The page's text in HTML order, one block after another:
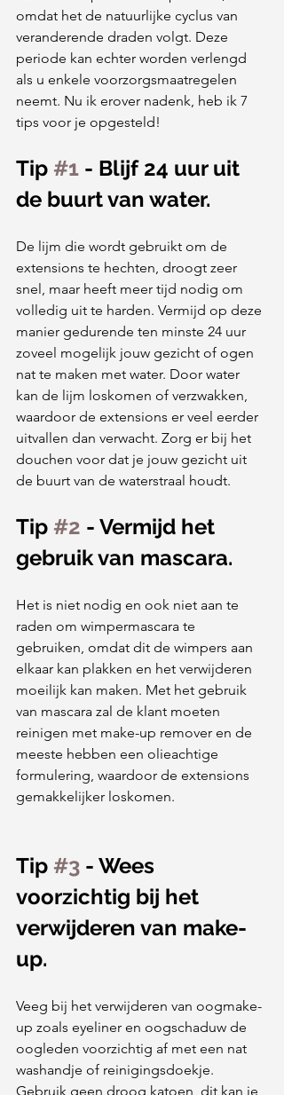
omdat het de natuurlijke cyclus van
veranderende draden volgt. Deze
periode kan echter worden verlengd
als u enkele voorzorgsmaatregelen
neemt. Nu ik erover nadenk, heb ik 7
tips voor je opgesteld!
Tip #1 - Blijf 24 uur uit
de buurt van water.
De lijm die wordt gebruikt om de
extensions te hechten, droogt zeer
snel, maar heeft meer tijd nodig om
volledig uit te harden. Vermijd op deze
manier gedurende ten minste 24 uur
zoveel mogelijk jouw gezicht of ogen
nat te maken met water. Door water
kan de lijm loskomen of verzwakken,
waardoor de extensions er veel eerder
uitvallen dan verwacht. Zorg er bij het
douchen voor dat je jouw gezicht uit
de buurt van de waterstraal houdt.
Tip #2 - Vermijd het
gebruik van mascara.
Het is niet nodig en ook niet aan te
raden om wimpermascara te
gebruiken, omdat dit de wimpers aan
elkaar kan plakken en het verwijderen
moeilijk kan maken. Met het gebruik
van mascara zal de klant moeten
reinigen met make-up remover en de
meeste hebben een olieachtige
formulering, waardoor de extensions
gemakkelijker loskomen.
Tip #3 - Wees
voorzichtig bij het
verwijderen van make-
up.
Veeg bij het verwijderen van oogmake-
up zoals eyeliner en oogschaduw de
oogleden voorzichtig af met een nat
washandje of reinigingsdoekje.
Gebruik geen droog katoen, dit kan je